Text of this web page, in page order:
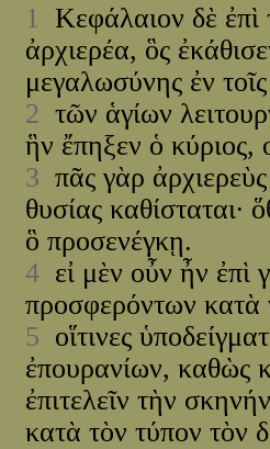
1 Κεφάλαιον δὲ ἐπὶ
ἀρχιερέα, ὃς
μεγαλωσύνης ἐν
2 τῶν ἁγίων
ἣν ἔπηξεν ὁ
3 πᾶς γὰρ
θυσίας καθίσταται·
ὃ προσενέγκῃ.
4 εἰ μὲν οὖν ἦν ἐπὶ
προσφερόντων κατὰ
5 οἵτινες
ἐπουρανίων, καθὼς
ἐπιτελεῖν τὴν
κατὰ τὸν τύπον τὸν